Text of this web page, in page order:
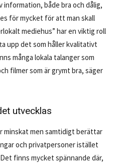
både bra och dålig,
för mycket för att man skall
mediehus” har en viktig roll
upp det som håller kvalitativt
många lokala talanger som
filmer som är grymt bra, säger
utvecklas
minskat men samtidigt berättar
och privatpersoner istället
finns myck­et spännande där,